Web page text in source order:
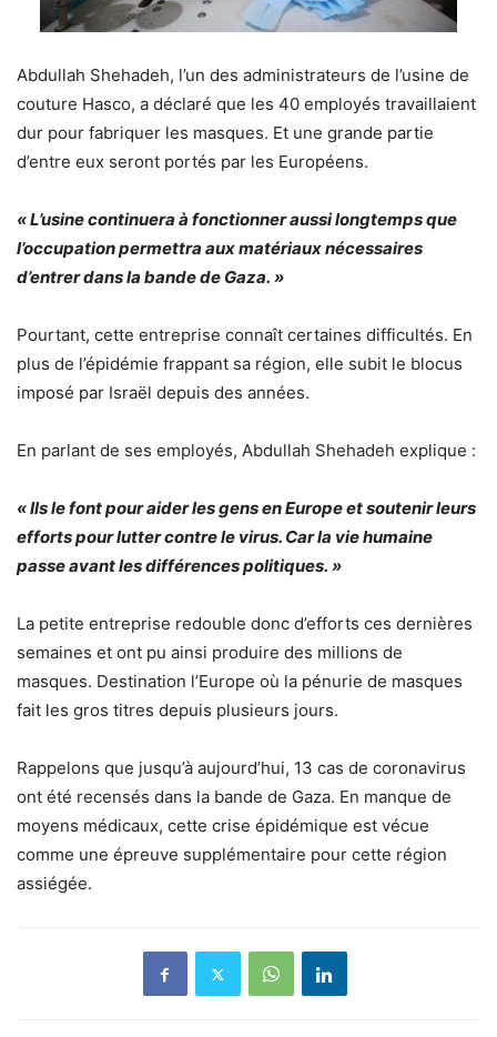
Abdullah Shehadeh, l’un des administrateurs de l’usine de
couture Hasco, a déclaré que les 40 employés travaillaient
dur pour fabriquer les masques. Et une grande partie
d’entre eux seront portés par les Européens.
« L’usine continuera à fonctionner aussi longtemps que
l’occupation permettra aux matériaux nécessaires
d’entrer dans la bande de Gaza. »
Pourtant, cette entreprise connaît certaines difficultés. En
plus de l’épidémie frappant sa région, elle subit le blocus
imposé par Israël depuis des années.
En parlant de ses employés, Abdullah Shehadeh explique :
« Ils le font pour aider les gens en Europe et soutenir leurs
efforts pour lutter contre le virus. Car la vie humaine
passe avant les différences politiques. »
La petite entreprise redouble donc d’efforts ces dernières
semaines et ont pu ainsi produire des millions de
masques. Destination l’Europe où la pénurie de masques
fait les gros titres depuis plusieurs jours.
Rappelons que jusqu’à aujourd’hui, 13 cas de coronavirus
ont été recensés dans la bande de Gaza. En manque de
moyens médicaux, cette crise épidémique est vécue
comme une épreuve supplémentaire pour cette région
assiégée.